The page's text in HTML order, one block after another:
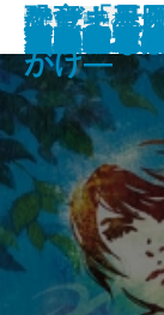
アウトサ
傑作選―
ギャンブ
ケーキ王
テ)6
金春屋ゴ
ロシアよ
いまは、
すべて忘
文豪ナビ
なぜ「星
期ミステ
芽吹長屋
文庫電子書籍あり
風と行く
君がいな
下駄の上
次の電車
金春屋ゴ
チュベロ
チュベロ
恐竜まみ
がけ―
昆虫学者
石川啄木